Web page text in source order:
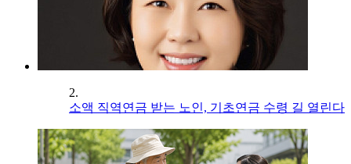
2.
소액 직역연금 받는 노인, 기초연금 수령 길 열린다